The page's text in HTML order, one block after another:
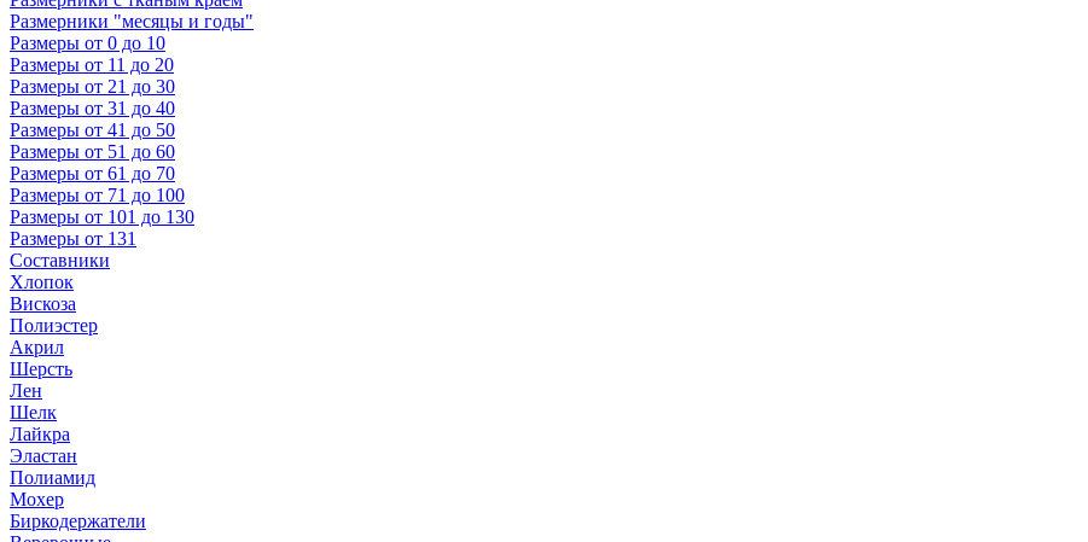
Размерники "месяцы и годы"
Размеры от 0 до 10
Размеры от 11 до 20
Размеры от 21 до 30
Размеры от 31 до 40
Размеры от 41 до 50
Размеры от 51 до 60
Размеры от 61 до 70
Размеры от 71 до 100
Размеры от 101 до 130
Размеры от 131
Составники
Хлопок
Вискоза
Полиэстер
Акрил
Шерсть
Лен
Шелк
Лайкра
Эластан
Полиамид
Мохер
Биркодержатели